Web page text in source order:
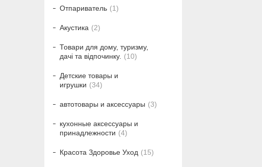
Отпариватель 1
Акустика 2
Товари для дому, туризму,
дачі та відпочинку.
10
Детские товары и
игрушки
34
автотовары и аксессуары 3
кухонные аксессуары и
принадлежности
4
Красота Здоровье Уход 15